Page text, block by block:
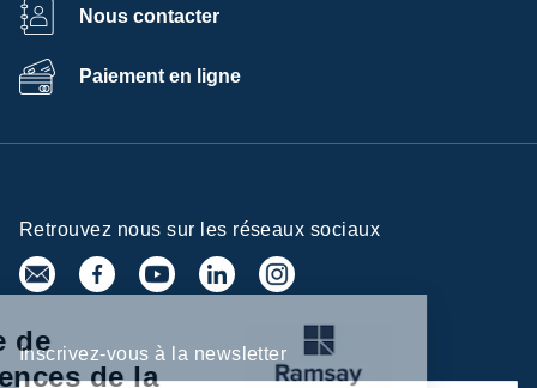
Nous contacter
Paiement en ligne
Retrouvez nous sur les réseaux sociaux
Inscrivez-vous à la newsletter
Centre de
préférences de la